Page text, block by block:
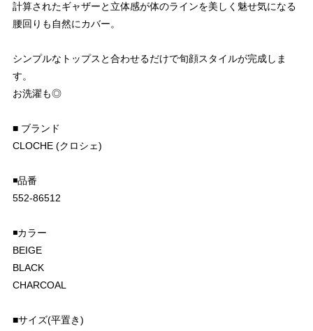
計算されたギャザーと立体感が体のラインを美しく魅せ気になる
腰回りも自然にカバー。
シンプルなトップスと合わせるだけで旬顔スタイルが完成しま
す。
お洗濯も◎
■ ブランド
CLOCHE (クロシェ)
◾️品番
552-86512
◾️カラー
BEIGE
BLACK
CHARCOAL
■サイズ(平置き)